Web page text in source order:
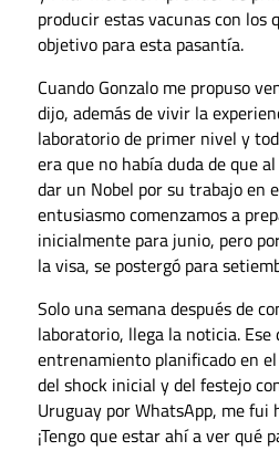
producir estas vacunas con los
objetivo para esta pasantía.
Cuando Gonzalo me propuso
dijo, además de vivir la
laboratorio de primer nivel y
era que no había duda de que
dar un Nobel por su trabajo en
entusiasmo comenzamos a
inicialmente para junio, pero
la visa, se postergó para
Solo una semana después de
laboratorio, llega la noticia.
entrenamiento planificado en
del shock inicial y del festejo
Uruguay por WhatsApp, me fui
¡Tengo que estar ahí a ver qué